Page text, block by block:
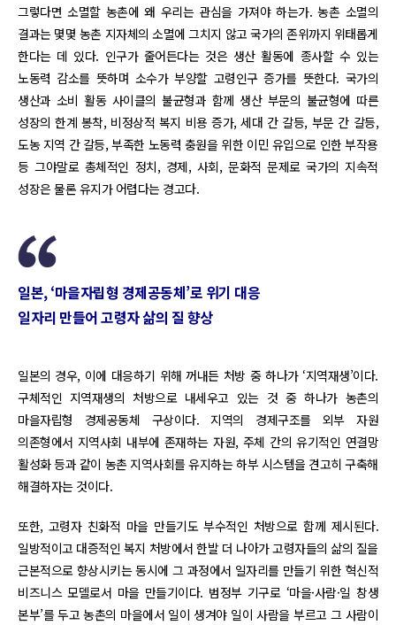
그렇다면 소멸할 농촌에 왜 우리는 관심을 가져야 하는가. 농촌 소멸의
결과는 몇몇 농촌 지자체의 소멸에 그치지 않고 국가의 존위까지 위태롭게
한다는 데 있다. 인구가 줄어든다는 것은 생산 활동에 종사할 수 있는
노동력 감소를 뜻하며 소수가 부양할 고령인구 증가를 뜻한다. 국가의
생산과 소비 활동 사이클의 불균형과 함께 생산 부문의 불균형에 따른
성장의 한계 봉착, 비정상적 복지 비용 증가, 세대 간 갈등, 부문 간 갈등,
도농 지역 간 갈등, 부족한 노동력 충원을 위한 이민 유입으로 인한 부작용
등 그야말로 총체적인 정치, 경제, 사회, 문화적 문제로 국가의 지속적
성장은 물론 유지가 어렵다는 경고다.
일본, ‘마을자립형 경제공동체’로 위기 대응
일자리 만들어 고령자 삶의 질 향상
일본의 경우, 이에 대응하기 위해 꺼내든 처방 중 하나가 ‘지역재생’이다.
구체적인 지역재생의 처방으로 내세우고 있는 것 중 하나가 농촌의
마을자립형 경제공동체 구상이다. 지역의 경제구조를 외부 자원
의존형에서 지역사회 내부에 존재하는 자원, 주체 간의 유기적인 연결망
활성화 등과 같이 농촌 지역사회를 유지하는 하부 시스템을 견고히 구축해
해결하자는 것이다.
또한, 고령자 친화적 마을 만들기도 부수적인 처방으로 함께 제시된다.
일방적이고 대증적인 복지 처방에서 한발 더 나아가 고령자들의 삶의 질을
근본적으로 향상시키는 동시에 그 과정에서 일자리를 만들기 위한 혁신적
비즈니스 모델로서 마을 만들기이다. 범정부 기구로 ‘마을·사람·일 창생
본부’를 두고 농촌의 마을에서 일이 생겨야 일이 사람을 부르고 그 사람이